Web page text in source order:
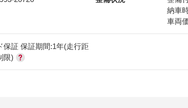
納車
車両
保証 保証期間:1年(走行距
限)